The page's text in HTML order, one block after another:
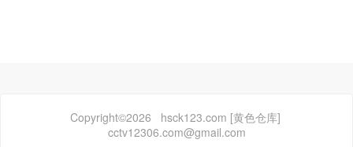
Copyright©2026 hsck123.com [黄色仓库]
cctv12306.com@gmail.com